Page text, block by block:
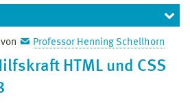
AUFGABEN STEHEN AN?
bei der Erstellung neuer
die Kulissen unseres
Investigations Teams zu
Professor Henning Schellhorn
HTML und CSS